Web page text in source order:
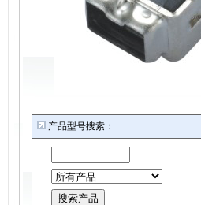
产品型号搜索：